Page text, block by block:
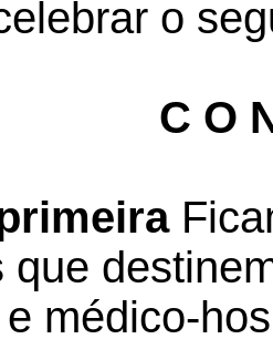
o
C O
que
médico-